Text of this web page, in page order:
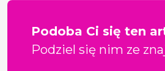
Podoba Ci się ten
Podziel się nim ze